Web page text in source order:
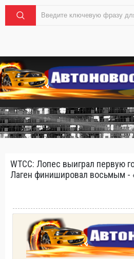
WTCC: Лопес выиграл первую
Лаген финишировал восьмым -